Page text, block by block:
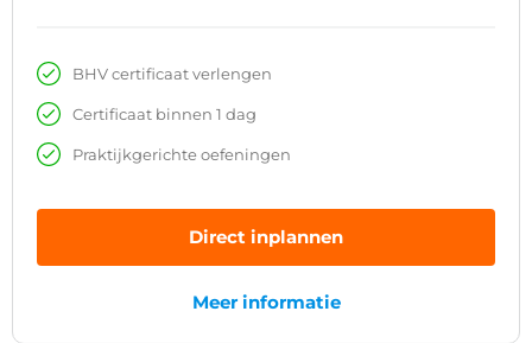
BHV certificaat verlengen
Certificaat binnen 1 dag
Praktijkgerichte oefeningen
Direct inplannen
Meer informatie